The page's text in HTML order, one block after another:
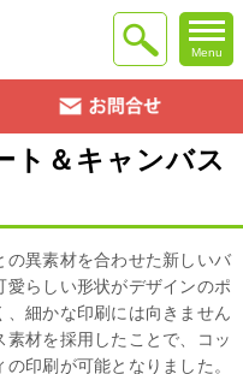
Menu
＆キャンバス
の異素材を合わせた新しいバ
愛らしい形状がデザインのポ
細かな印刷には向きません
材を採用したことで、コッ
印刷が可能となりました。